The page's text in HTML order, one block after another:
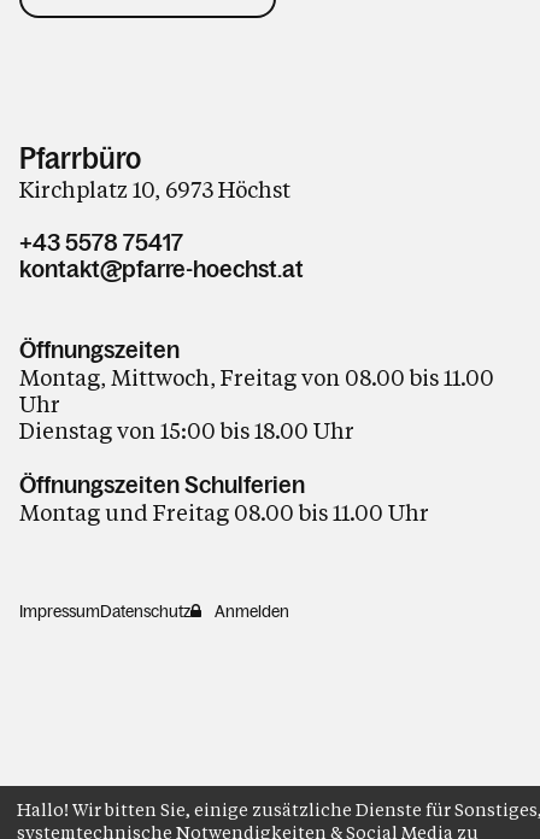
Pfarrbüro
Kirchplatz 10, 6973 Höchst
+43 5578 75417
kontakt@pfarre-hoechst.at
Öffnungszeiten
Montag, Mittwoch, Freitag von 08.00 bis 11.00
Uhr
Dienstag von 15:00 bis 18.00 Uhr
Öffnungszeiten Schulferien
Montag und Freitag 08.00 bis 11.00 Uhr
ImpressumDatenschutz Anmelden
Hallo! Wir bitten Sie, einige zusätzliche Dienste für
systemtechnische Notwendigkeiten & Social Media zu